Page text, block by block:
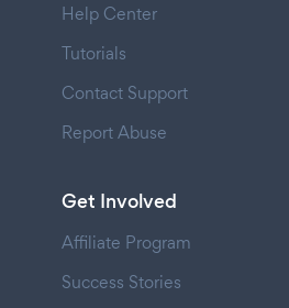
Help Center
Tutorials
Contact Support
Report Abuse
Get Involved
Affiliate Program
Success Stories